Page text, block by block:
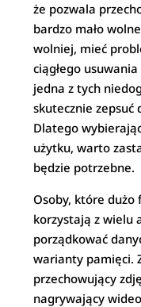
że pozwala
bardzo mało
wolniej, mieć
ciągłego
jedna z tych
skutecznie zepsuć
Dlatego
użytku, warto
będzie potrzebne.
Osoby, które
korzystają z wielu
porządkować
warianty pamięci.
przechowujący
nagrywający